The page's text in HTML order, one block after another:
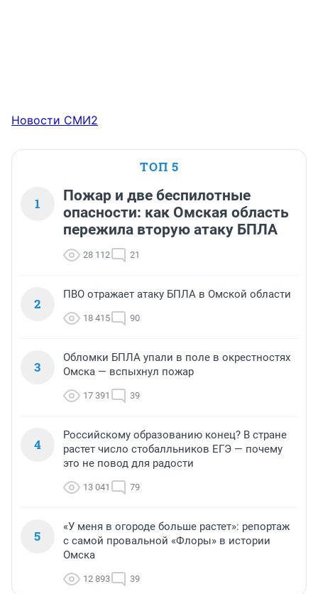
Новости СМИ2
ТОП 5
1
Пожар и две беспилотные
опасности: как Омская область
пережила вторую атаку БПЛА
28 112 21
2
ПВО отражает атаку БПЛА в Омской области
18 415 90
3
Обломки БПЛА упали в поле в окрестностях
Омска — вспыхнул пожар
17 391 39
4
Российскому образованию конец? В стране
растет число стобалльников ЕГЭ — почему
это не повод для радости
13 041 79
5
«У меня в огороде больше растет»: репортаж
с самой провальной «Флоры» в истории
Омска
12 893 39